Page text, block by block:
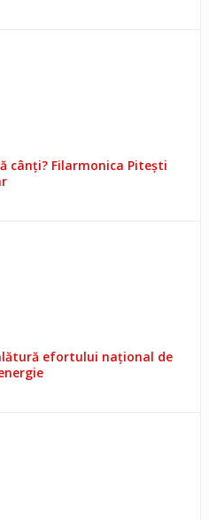
cânți? Filarmonica Pitești
efortului național de